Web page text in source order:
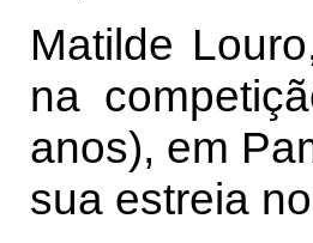
Matilde
na
anos), em
sua estreia